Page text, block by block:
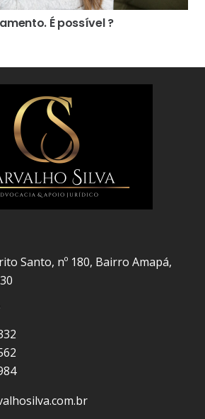
É possível ?
Santo, nº 180, Bairro Amapá,